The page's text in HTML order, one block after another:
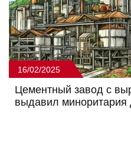
16/02/2025
Цементный завод с
выдавил миноритария